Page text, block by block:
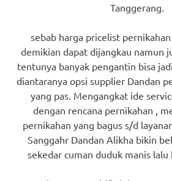
Tanggerang.
sebab harga pricelist
demikian dapat dijangkau namun
tentunya banyak pengantin bisa
diantaranya opsi supplier Dandan
yang pas. Mengangkat ide
dengan rencana pernikahan ,
pernikahan yang bagus s/d
Sanggahr Dandan Alikha bikin
sekedar cuman duduk manis